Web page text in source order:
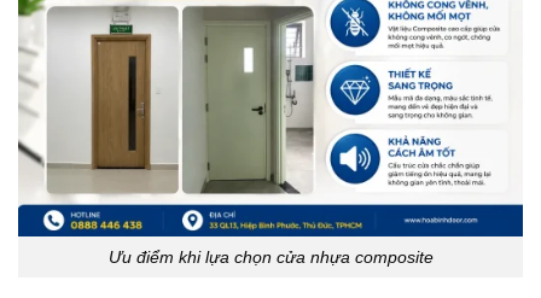
Ưu điểm khi lựa chọn cửa nhựa composite